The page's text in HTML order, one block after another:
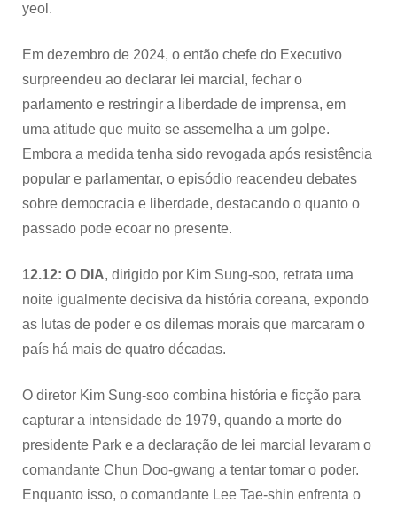
yeol.
Em dezembro de 2024, o então chefe do Executivo
surpreendeu ao declarar lei marcial, fechar o
parlamento e restringir a liberdade de imprensa, em
uma atitude que muito se assemelha a um golpe.
Embora a medida tenha sido revogada após resistência
popular e parlamentar, o episódio reacendeu debates
sobre democracia e liberdade, destacando o quanto o
passado pode ecoar no presente.
12.12: O DIA, dirigido por Kim Sung-soo, retrata uma
noite igualmente decisiva da história coreana, expondo
as lutas de poder e os dilemas morais que marcaram o
país há mais de quatro décadas.
O diretor Kim Sung-soo combina história e ficção para
capturar a intensidade de 1979, quando a morte do
presidente Park e a declaração de lei marcial levaram o
comandante Chun Doo-gwang a tentar tomar o poder.
Enquanto isso, o comandante Lee Tae-shin enfrenta o